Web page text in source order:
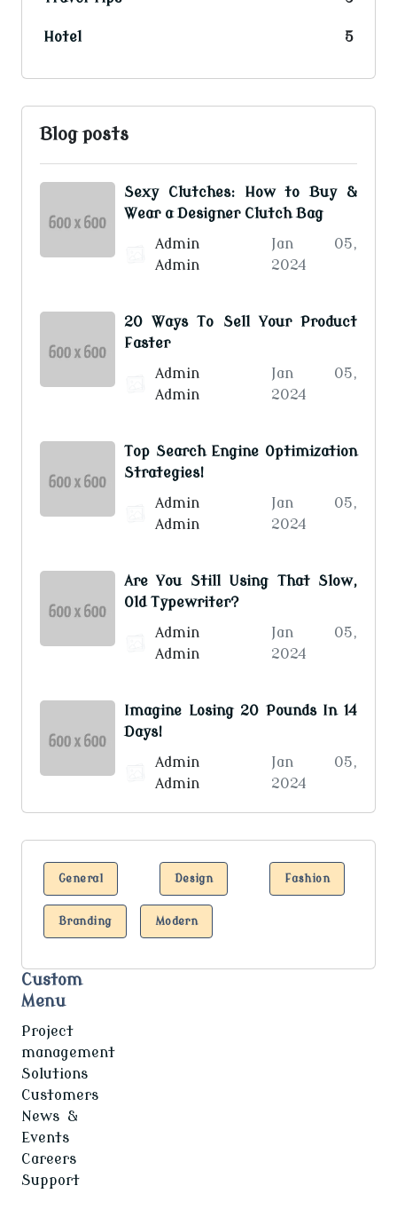
Hotel 5
Blog posts
Sexy Clutches: How to Buy &
Wear a Designer Clutch Bag
Admin
Admin
Jan 05,
2024
20 Ways To Sell Your Product
Faster
Admin
Admin
Jan 05,
2024
Top Search Engine Optimization
Strategies!
Admin
Admin
Jan 05,
2024
Are You Still Using That Slow,
Old Typewriter?
Admin
Admin
Jan 05,
2024
Imagine Losing 20 Pounds In 14
Days!
Admin
Admin
Jan 05,
2024
General Design Fashion
Branding Modern
Custom
Menu
Project
management
Solutions
Customers
News &
Events
Careers
Support